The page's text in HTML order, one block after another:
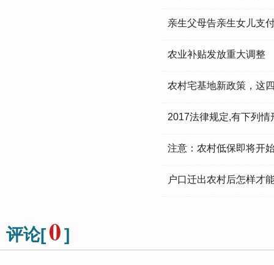
亲生父母告亲生女儿支
农业补贴发放重大调整
农村宅基地新政策，这
2017法律规定,有下列
注意：农村低保即将开
户口迁出农村后怎样才
评论[0]